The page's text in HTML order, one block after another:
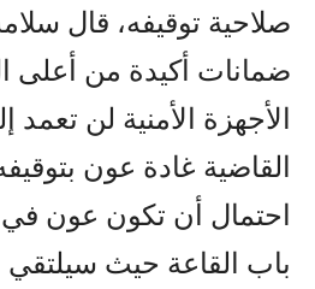
صلاحية توقيفه، قال
ضمانات أكيدة من أعلى
الأجهزة الأمنية لن
القاضية غادة عون
احتمال أن تكون عون
باب القاعة حيث سيلتقي